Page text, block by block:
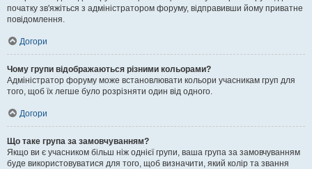
початку зв'яжіться з адміністратором форуму, відправивши йому приватне
повідомлення.
Догори
Чому групи відображаються різними кольорами?
Адміністратор форуму може встановлювати кольори учасникам груп для
того, щоб їх легше було розрізняти один від одного.
Догори
Що таке група за замовчуванням?
Якщо ви є учасником більш ніж однієї групи, ваша група за замовчуванням
буде використовуватися для того, щоб визначити, який колір та звання